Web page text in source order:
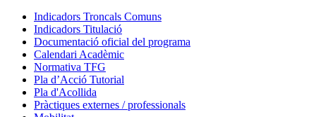
Indicadors Troncals Comuns
Indicadors Titulació
Documentació oficial del programa
Calendari Acadèmic
Normativa TFG
Pla d’Acció Tutorial
Pla d'Acollida
Pràctiques externes / professionals